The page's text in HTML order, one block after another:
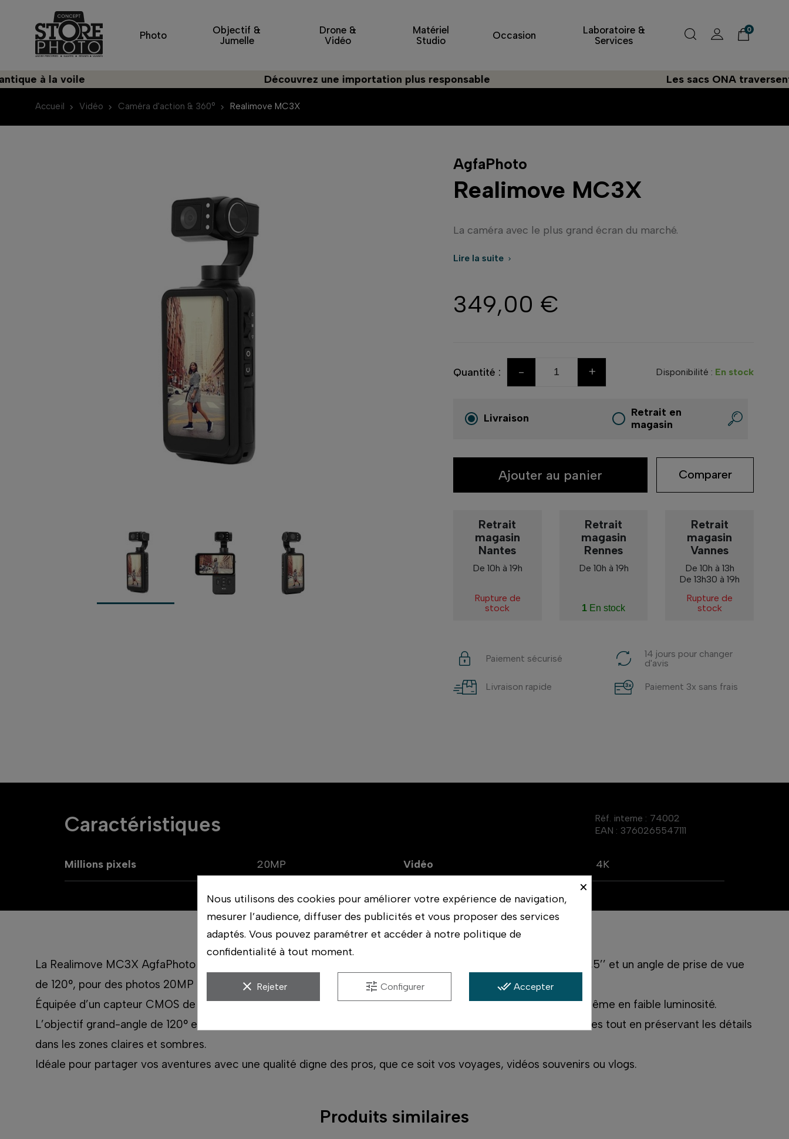
Photo
Objectif &
Jumelle
Drone &
Vidéo
Matériel
Studio
Occasion
Laboratoire &
Services
0
à la voile Découvrez une importation plus responsable Les sacs ONA traversent
Accueil Vidéo Caméra d'action & 360° Realimove MC3X
AgfaPhoto
Realimove MC3X
La caméra avec le plus grand écran du marché.
Lire la suite 
349,00 €
Quantité : - + Disponibilité : En stock
Livraison
Retrait en
magasin
Ajouter au panier Comparer
Retrait
magasin
Nantes
De 10h à 19h
Rupture de
stock
Retrait
magasin
Rennes
De 10h à 19h
1 En stock
Retrait
magasin
Vannes
De 10h à 13h
De 13h30 à 19h
Rupture de
stock
Paiement sécurisé
14 jours pour changer
d'avis
Livraison rapide Paiement 3x sans frais
Caractéristiques Réf. interne : 74002
EAN : 3760265547111
Millions pixels 20MP Vidéo 4K
La Realimove MC3X AgfaPhoto vous plonge au cœur de l’action avec une vraie vidéo 4K, un grand écran de 3,5’’ et un angle de prise de vue
de 120°, pour des photos 20MP riches en détails.
Équipée d’un capteur CMOS de 8MP, elle capture des images d’une netteté et d’une clarté exceptionnelles, même en faible luminosité.
L’objectif grand-angle de 120° et la correction des distorsions assurent des images panoramiques spectaculaires tout en préservant les détails
dans les zones claires et sombres.
Idéale pour partager vos aventures avec une qualité digne des pros, que ce soit vos voyages, vidéos souvenirs ou vlogs.
Produits similaires
×
Nous utilisons des cookies pour améliorer votre expérience de navigation,
mesurer l’audience, diffuser des publicités et vous proposer des services
adaptés. Vous pouvez paramétrer et accéder à notre politique de
confidentialité à tout moment.
clear Rejeter tune Configurer done_all Accepter